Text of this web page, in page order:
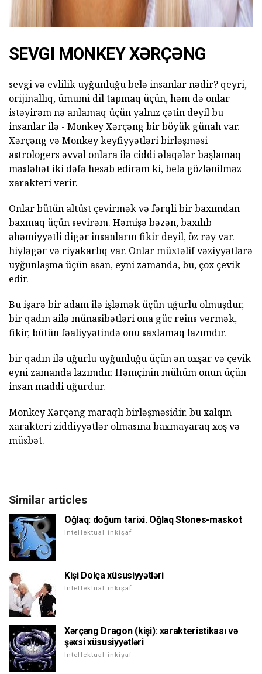
SEVGI MONKEY XƏRÇƏNG
sevgi və evlilik uyğunluğu belə insanlar nədir? qeyri,
orijinallıq, ümumi dil tapmaq üçün, həm də onlar
istəyirəm nə anlamaq üçün yalnız çətin deyil bu
insanlar ilə - Monkey Xərçəng bir böyük günah var.
Xərçəng və Monkey keyfiyyətləri birləşməsi
astrologers əvvəl onlara ilə ciddi əlaqələr başlamaq
məsləhət iki dəfə hesab edirəm ki, belə gözlənilməz
xarakteri verir.
Onlar bütün altüst çevirmək və fərqli bir baxımdan
baxmaq üçün sevirəm. Həmişə bəzən, baxılıb
əhəmiyyətli digər insanların fikir deyil, öz rəy var.
hiyləgər və riyakarlıq var. Onlar müxtəlif vəziyyətlərə
uyğunlaşma üçün asan, eyni zamanda, bu, çox çevik
edir.
Bu işarə bir adam ilə işləmək üçün uğurlu olmuşdur,
bir qadın ailə münasibətləri ona güc reins vermək,
fikir, bütün fəaliyyətində onu saxlamaq lazımdır.
bir qadın ilə uğurlu uyğunluğu üçün ən oxşar və çevik
eyni zamanda lazımdır. Həmçinin mühüm onun üçün
insan maddi uğurdur.
Monkey Xərçəng maraqlı birləşməsidir. bu xalqın
xarakteri ziddiyyətlər olmasına baxmayaraq xoş və
müsbət.
Similar articles
Oğlaq: doğum tarixi. Oğlaq Stones-maskot
Intellektual inkişaf
Kişi Dolça xüsusiyyətləri
Intellektual inkişaf
Xərçəng Dragon (kişi): xarakteristikası və
şəxsi xüsusiyyətləri
Intellektual inkişaf